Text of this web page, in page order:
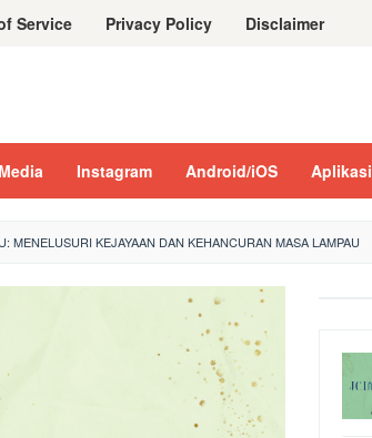
Service Privacy Policy Disclaimer
Instagram Android/iOS Aplikasi
MENELUSURI KEJAYAAN DAN KEHANCURAN MASA LAMPAU